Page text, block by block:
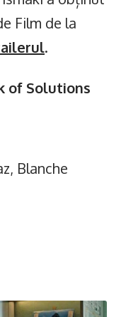
Film de la
.
of Solutions
Blanche